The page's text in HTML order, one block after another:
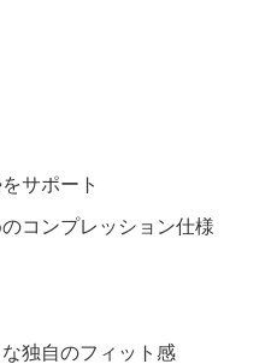
サポート
コンプレッション仕様
独自のフィット感